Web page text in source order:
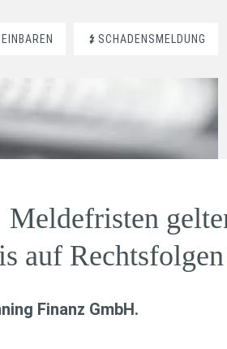
SCHADENSMELDUNG
auf Rechtsfolgen
Finanz GmbH.